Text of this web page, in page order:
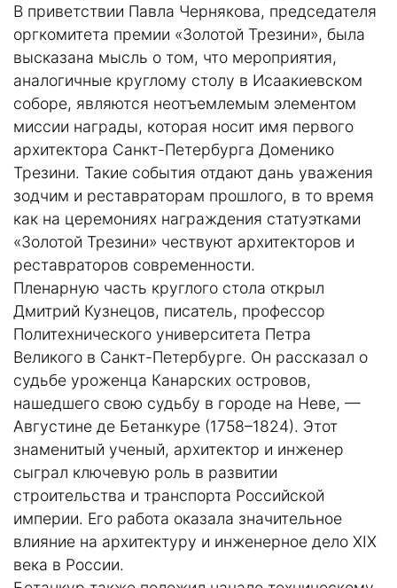
В приветствии Павла Чернякова, председателя
оргкомитета премии «Золотой Трезини», была
высказана мысль о том, что мероприятия,
аналогичные круглому столу в Исаакиевском
соборе, являются неотъемлемым элементом
миссии награды, которая носит имя первого
архитектора Санкт-Петербурга Доменико
Трезини. Такие события отдают дань уважения
зодчим и реставраторам прошлого, в то время
как на церемониях награждения статуэтками
«Золотой Трезини» чествуют архитекторов и
реставраторов современности.
Пленарную часть круглого стола открыл
Дмитрий Кузнецов, писатель, профессор
Политехнического университета Петра
Великого в Санкт-Петербурге. Он рассказал о
судьбе уроженца Канарских островов,
нашедшего свою судьбу в городе на Неве, —
Августине де Бетанкуре (1758–1824). Этот
знаменитый ученый, архитектор и инженер
сыграл ключевую роль в развитии
строительства и транспорта Российской
империи. Его работа оказала значительное
влияние на архитектуру и инженерное дело XIX
века в России.